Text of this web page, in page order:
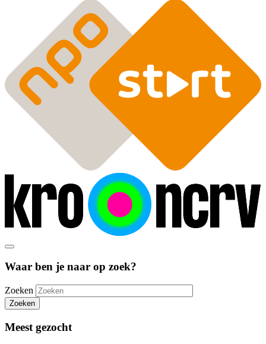
Waar ben je naar op zoek?
Zoeken
Zoeken
Meest gezocht